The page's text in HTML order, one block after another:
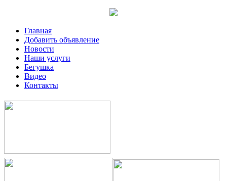
Главная
Добавить объявление
Новости
Наши услуги
Бегушка
Видео
Контакты